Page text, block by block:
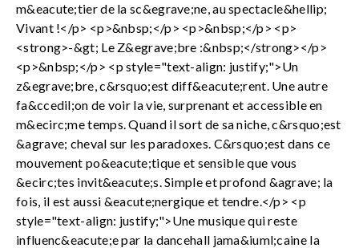
m&eacute;tier de la sc&egrave;ne, au spectacle&hellip;
Vivant !</p> <p>&nbsp;</p> <p>&nbsp;</p> <p>
<strong>-&gt; Le Z&egrave;bre :&nbsp;</strong></p>
<p>&nbsp;</p> <p style="text-align: justify;">Un
z&egrave;bre, c&rsquo;est diff&eacute;rent. Une autre
fa&ccedil;on de voir la vie, surprenant et accessible en
m&ecirc;me temps. Quand il sort de sa niche, c&rsquo;est
&agrave; cheval sur les paradoxes. C&rsquo;est dans ce
mouvement po&eacute;tique et sensible que vous
&ecirc;tes invit&eacute;s. Simple et profond &agrave; la
fois, il est aussi &eacute;nergique et tendre.</p> <p
style="text-align: justify;">Une musique qui reste
influenc&eacute;e par la dancehall jama&iuml;caine la